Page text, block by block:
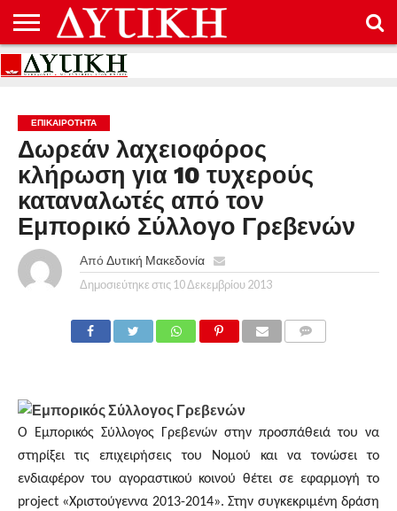
ΑΡΧΙΚΉ
ΕΠΙΚΟΙΝΩΝΊΑ
ΌΡΟΙ
ΠΡΟΣΤΑΣΊΑ
ΕΠΙΚΑΙΡΟΤΗΤΑ
Δωρεάν λαχειοφόρος
κλήρωση για 10 τυχερούς
καταναλωτές από τον
Εμπορικό Σύλλογο Γρεβενών
Από Δυτική Μακεδονία
Δημοσιεύτηκε στις 10 Δεκεμβρίου 2013
Ο Εμπορικός Σύλλογος Γρεβενών στην προσπάθειά του να
στηρίξει τις επιχειρήσεις του Νομού και να τονώσει το
ενδιαφέρον του αγοραστικού κοινού θέτει σε εφαρμογή το
project«Χριστούγεννα 2013-2014». Στην συγκεκριμένη δράση